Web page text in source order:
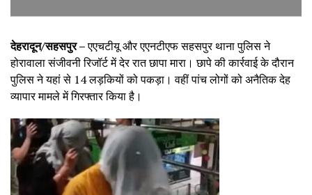
देहरादून/सहसपुर –एएचटीयू और एएनटीएफ सहसपुर थाना पुलिस ने
होरावाला संजीवनी रिजॉर्ट में देर रात छापा मारा। छापे की कार्रवाई के दौरान
पुलिस ने यहां से 14 लड़कियों को पकड़ा। वहीं पांच लोगों को अनैतिक देह
व्यापार मामले में गिरफ्तार किया है।